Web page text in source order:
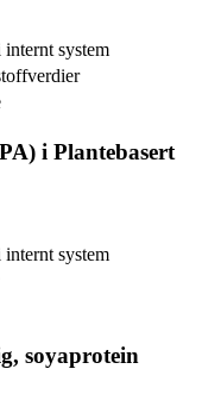
internt system
i Plantebasert
internt system
soyaprotein